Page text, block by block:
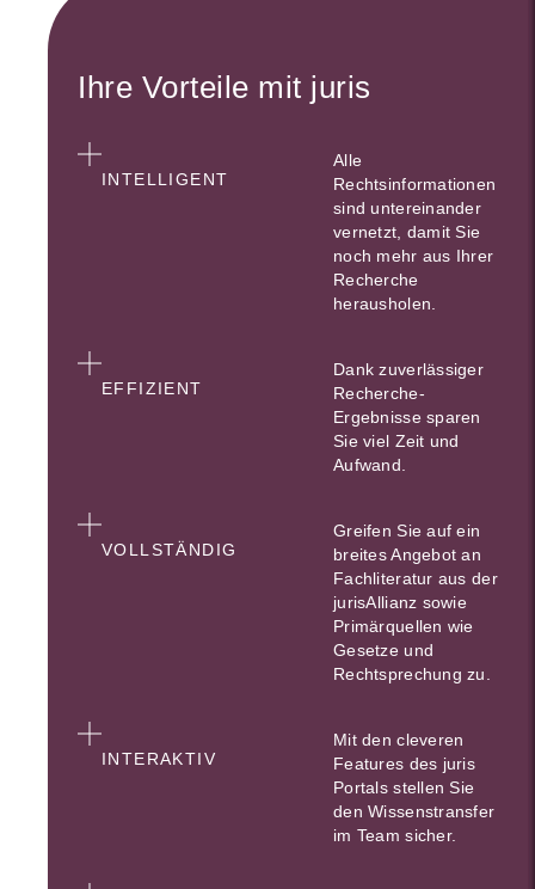
Ihre Vorteile mit juris
INTELLIGENT
Alle
Rechtsinformationen
sind untereinander
vernetzt, damit Sie
noch mehr aus Ihrer
Recherche
herausholen.
EFFIZIENT
Dank zuverlässiger
Recherche-
Ergebnisse sparen
Sie viel Zeit und
Aufwand.
VOLLSTÄNDIG
Greifen Sie auf ein
breites Angebot an
Fachliteratur aus der
jurisAllianz sowie
Primärquellen wie
Gesetze und
Rechtsprechung zu.
INTERAKTIV
Mit den cleveren
Features des juris
Portals stellen Sie
den Wissenstransfer
im Team sicher.